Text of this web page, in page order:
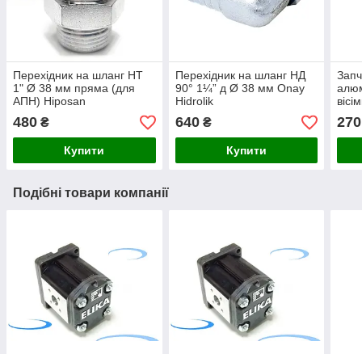
Перехідник на шланг НТ
1" Ø 38 мм пряма (для
АПН) Hiposan
480 ₴
Купити
Перехідник на шланг НД
90° 1¼” д Ø 38 мм Onay
Hidrolik
640₴
Купити
270
Подібні товари компанії